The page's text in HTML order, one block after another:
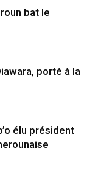
bat le
porté à la
élu président